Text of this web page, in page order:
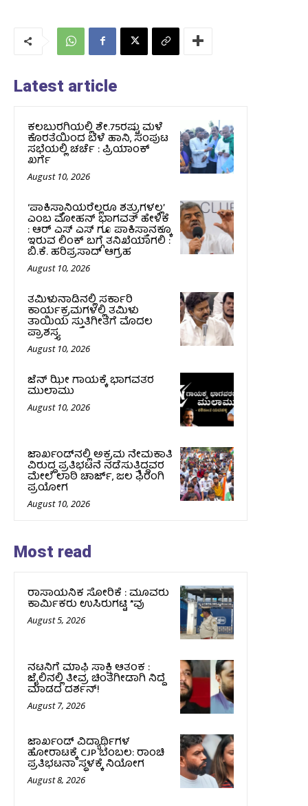
Latest article
ಕಲಬುರಗಿಯಲ್ಲಿ ಶೇ.75ರಷ್ಟು ಮಳೆ
ಕೊರತೆಯಿಂದ ಬೆಳೆ ಹಾನಿ, ಸಂಪುಟ‌
ಸಭೆಯಲ್ಲಿ ಚರ್ಚೆ : ಪ್ರಿಯಾಂಕ್
ಖರ್ಗೆ
August 10, 2026
‘ಪಾಕಿಸ್ತಾನಿಯರೆಲ್ಲರೂ ಶತ್ರುಗಳಲ್ಲ’
ಎಂಬ ಮೋಹನ್‌ ಭಾಗವತ್ ಹೇಳಿಕೆ
: ಆರ್ ಎಸ್ ಎಸ್ ಗೂ ಪಾಕಿಸ್ತಾನಕ್ಕೂ
ಇರುವ ಲಿಂಕ್ ಬಗ್ಗೆ ತನಿಖೆಯಾಗಲಿ :
ಬಿ.ಕೆ. ಹರಿಪ್ರಸಾದ್‌ ಆಗ್ರಹ
August 10, 2026
ತಮಿಳುನಾಡಿನಲ್ಲಿ ಸರ್ಕಾರಿ
ಕಾರ್ಯಕ್ರಮಗಳಲ್ಲಿ ತಮಿಳು
ತಾಯಿಯ ಸ್ತುತಿಗೀತೆಗೆ ಮೊದಲ
ಪ್ರಾಶಸ್ತ್ಯ
August 10, 2026
ಜೆನ್ ಝೀ ಗಾಯಕ್ಕೆ ಭಾಗವತರ
ಮುಲಾಮು
August 10, 2026
ಜಾರ್ಖಂಡ್‌ನಲ್ಲಿ ಅಕ್ರಮ ನೇಮಕಾತಿ
ವಿರುದ್ಧ ಪ್ರತಿಭಟನೆ ನಡೆಸುತ್ತಿದ್ದವರ
ಮೇಲೆ ಲಾಠಿ ಚಾರ್ಜ್‌, ಜಲ ಫಿರಂಗಿ
ಪ್ರಯೋಗ
August 10, 2026
Most read
ರಾಸಾಯನಿಕ ಸೋರಿಕೆ : ಮೂವರು
ಕಾರ್ಮಿಕರು ಉಸಿರುಗಟ್ಟಿ *ವು
August 5, 2026
ನಟನಿಗೆ ಮಾಫಿ ಸಾಕ್ಷಿ ಆತಂಕ :
ಜೈಲಿನಲ್ಲಿ ತೀವ್ರ ಚಿಂತೆಗೀಡಾಗಿ ನಿದ್ದೆ
ಮಾಡದ ದರ್ಶನ್!
August 7, 2026
ಜಾರ್ಖಂಡ್‌ ವಿದ್ಯಾರ್ಥಿಗಳ
ಹೋರಾಟಕ್ಕೆ CJP ಬೆಂಬಲ: ರಾಂಚಿ
ಪ್ರತಿಭಟನಾ ಸ್ಥಳಕ್ಕೆ ನಿಯೋಗ
August 8, 2026